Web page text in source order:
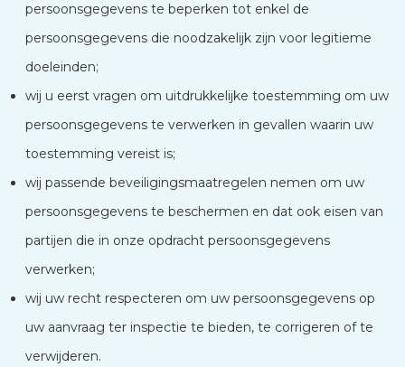
persoonsgegevens te beperken tot enkel de
persoonsgegevens die noodzakelijk zijn voor legitieme
doeleinden;
wij u eerst vragen om uitdrukkelijke toestemming om uw
persoonsgegevens te verwerken in gevallen waarin uw
toestemming vereist is;
wij passende beveiligingsmaatregelen nemen om uw
persoonsgegevens te beschermen en dat ook eisen van
partijen die in onze opdracht persoonsgegevens
verwerken;
wij uw recht respecteren om uw persoonsgegevens op
uw aanvraag ter inspectie te bieden, te corrigeren of te
verwijderen.